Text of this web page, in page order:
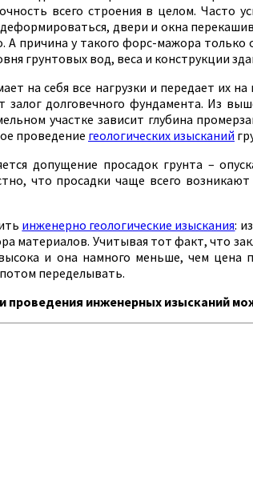
всего строения в целом. Часто
деформироваться, двери и окна
А причина у такого форс-мажора
грунтовых вод, веса и конструкции
на себя все нагрузки и передает их
долговечного фундамента. Из
участке зависит глубина
проведение геологических изысканий
допущение просадок грунта –
что просадки чаще всего
инженерно геологические изыскания:
материалов. Учитывая тот факт, что
и она намного меньше, чем цена
переделывать.
инженерных изысканий